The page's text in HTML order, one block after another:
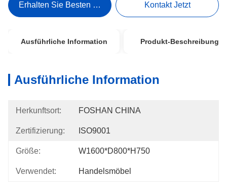
Erhalten Sie Besten Preis Kontakt Jetzt
Ausführliche Information Produkt-Beschreibung
Ausführliche Information
Herkunftsort: FOSHAN CHINA
Zertifizierung: ISO9001
Größe: W1600*D800*H750
Verwendet: Handelsmöbel